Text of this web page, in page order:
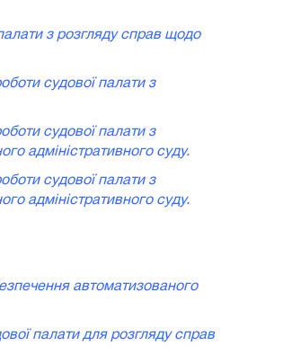
з розгляду справ щодо
судової палати з
судової палати з
адміністративного суду.
судової палати з
адміністративного суду.
автоматизованого
палати для розгляду справ